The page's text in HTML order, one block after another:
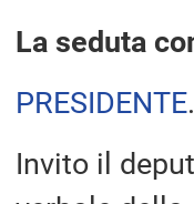
La seduta
PRESIDENTE
Invito il